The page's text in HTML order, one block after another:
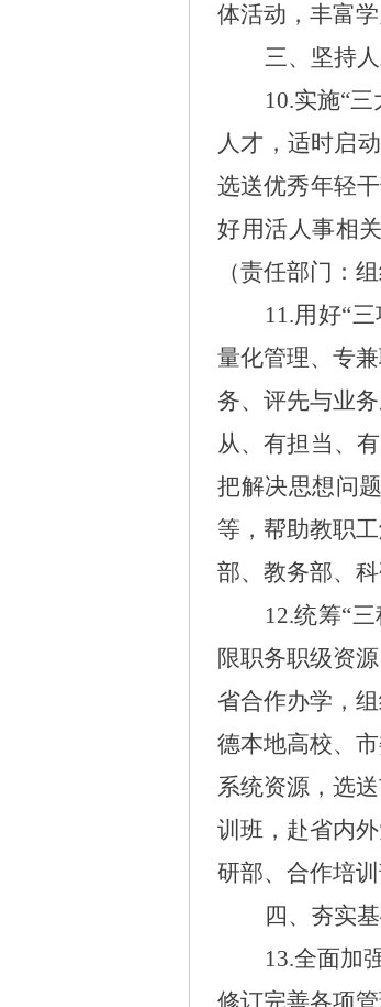
体活动，丰富学
三、坚持
10.实施“三
人才，适时启
选送优秀年轻
好用活人事相
（责任部门：
11.用好“
量化管理、专
务、评先与业
从、有担当、
把解决思想问
等，帮助教职
部、教务部、
12.统筹“
限职务职级资
省合作办学，
德本地高校、
系统资源，选
训班，赴省内
研部、合作培训
四、夯实
13.全面加
修订完善各项